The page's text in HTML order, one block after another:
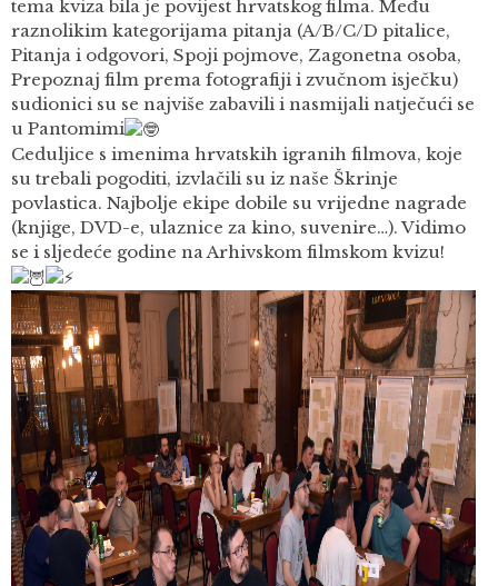
tema kviza bila je povijest hrvatskog filma. Među
raznolikim kategorijama pitanja (A/B/C/D pitalice,
Pitanja i odgovori, Spoji pojmove, Zagonetna osoba,
Prepoznaj film prema fotografiji i zvučnom isječku)
sudionici su se najviše zabavili i nasmijali natječući se
u Pantomimi
Ceduljice s imenima hrvatskih igranih filmova, koje
su trebali pogoditi, izvlačili su iz naše Škrinje
povlastica. Najbolje ekipe dobile su vrijedne nagrade
(knjige, DVD-e, ulaznice za kino, suvenire…). Vidimo
se i sljedeće godine na Arhivskom filmskom kvizu!